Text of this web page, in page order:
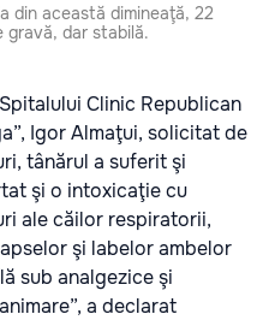
din această dimineaţă, 22
gravă, dar stabilă.
Clinic Republican
Igor Almaţui, solicitat de
tânărul a suferit şi
şi o intoxicaţie cu
ale căilor respiratorii,
şi labelor ambelor
sub analgezice şi
a declarat